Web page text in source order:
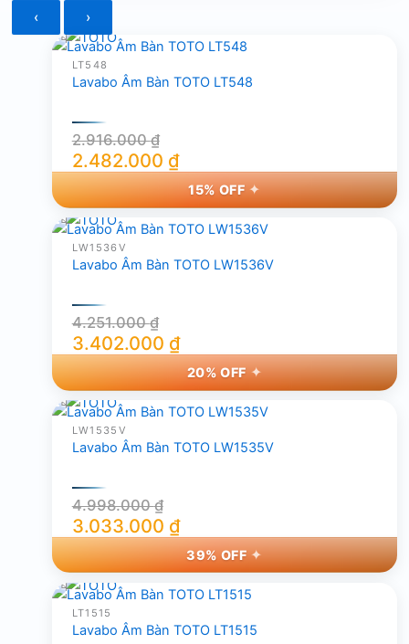
‹ ›
LT548
Lavabo Âm Bàn TOTO LT548
2.916.000₫
Giá
gốc
là:
2.916.000 ₫.
2.482.000 ₫
Giá
hiện
tại
là:
2.482.000 ₫.
15% OFF
LW1536V
Lavabo Âm Bàn TOTO LW1536V
4.251.000₫
Giá
gốc
là:
4.251.000 ₫.
3.402.000 ₫
Giá
hiện
tại
là:
3.402.000 ₫.
20% OFF
LW1535V
Lavabo Âm Bàn TOTO LW1535V
4.998.000₫
Giá
gốc
là:
4.998.000 ₫.
3.033.000 ₫
Giá
hiện
tại
là:
3.033.000 ₫.
39% OFF
LT1515
Lavabo Âm Bàn TOTO LT1515